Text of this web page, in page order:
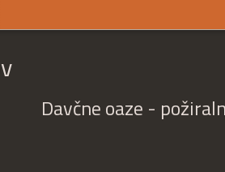
Davčne oaze -